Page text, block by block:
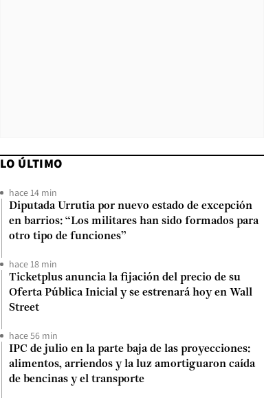
LO ÚLTIMO
hace 14 min
Diputada Urrutia por nuevo estado de excepción
en barrios: “Los militares han sido formados para
otro tipo de funciones”
hace 18 min
Ticketplus anuncia la fijación del precio de su
Oferta Pública Inicial y se estrenará hoy en Wall
Street
hace 56 min
IPC de julio en la parte baja de las proyecciones:
alimentos, arriendos y la luz amortiguaron caída
de bencinas y el transporte